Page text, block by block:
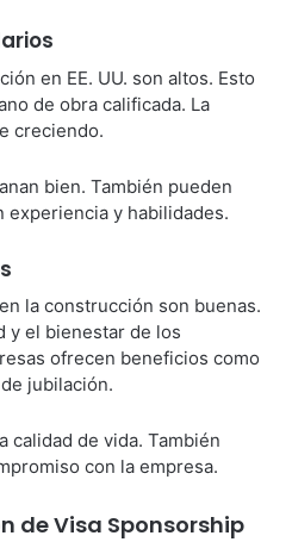
en EE. UU. son altos. Esto
de obra calificada. La
creciendo.
bien. También pueden
experiencia y habilidades.
la construcción son buenas.
y el bienestar de los
ofrecen beneficios como
jubilación.
calidad de vida. También
con la empresa.
de Visa Sponsorship